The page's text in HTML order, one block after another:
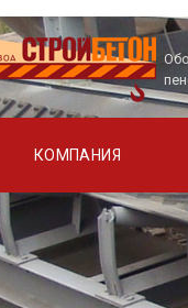
КОМПАНИЯ